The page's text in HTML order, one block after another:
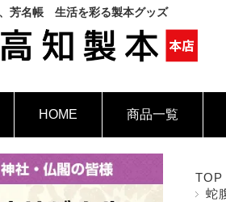
芳名帳 生活を彩る製本グッズ
HOME 商品一覧
TOP
蛇